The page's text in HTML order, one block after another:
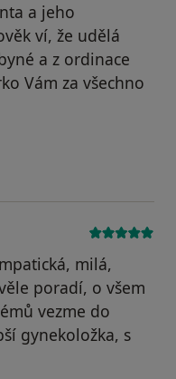
a jeho
ví, že udělá
a z ordinace
Vám za všechno
Pacient
milá,
poradí, o všem
vezme do
gynekoložka, s